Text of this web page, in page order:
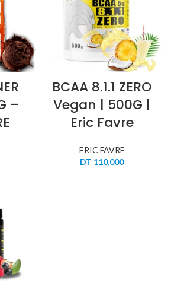
–
BCAA 8.1.1 ZERO
Vegan | 500G |
Eric Favre
ERIC FAVRE
DT 110,000